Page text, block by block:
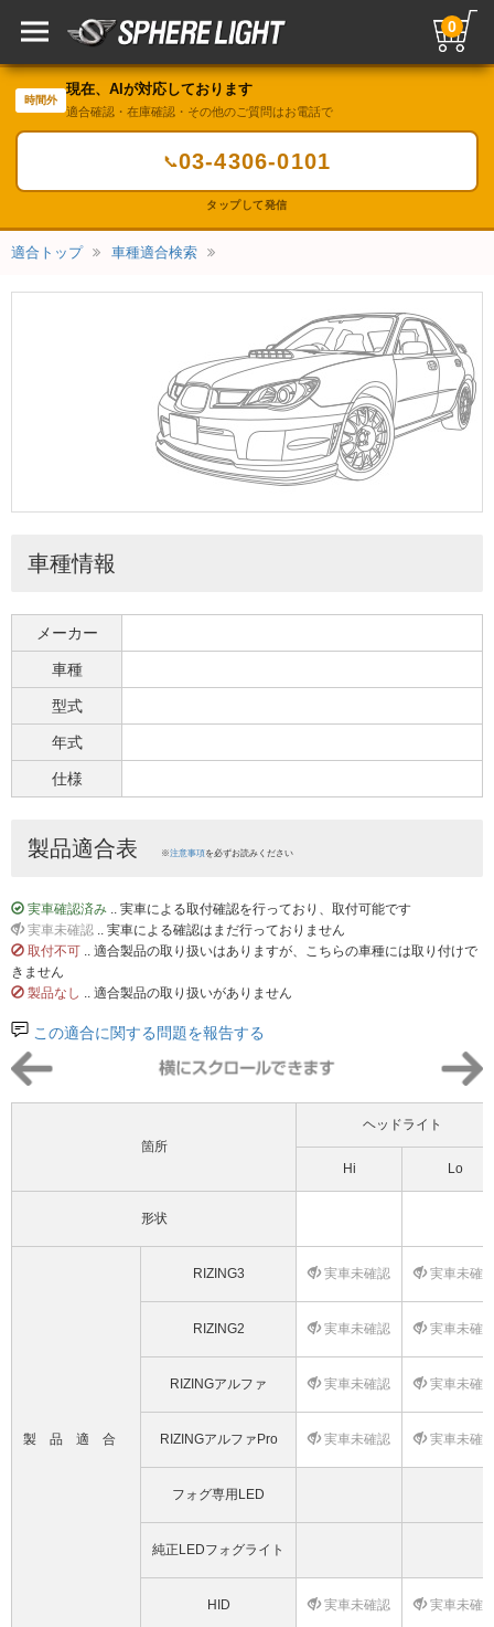
0
時間外
現在、AIが対応しております
適合確認・在庫確認・その他のご質問はお電話で
📞03-4306-0101
タップして発信
適合トップ 車種適合検索
車種情報
メーカー
車種
型式
年式
仕様
製品適合表 ※注意事項を必ずお読みください
実車確認済み .. 実車による取付確認を行っており、取付可能です
実車未確認 .. 実車による確認はまだ行っておりません
取付不可 .. 適合製品の取り扱いはありますが、こちらの車種には取り付けで
きません
製品なし .. 適合製品の取り扱いがありません
この適合に関する問題を報告する
箇所
ヘッドライト
Hi Lo
形状
製品適合
RIZING3 実車未確認 実車未確
RIZING2 実車未確認 実車未確
RIZINGアルファ 実車未確認 実車未確
RIZINGアルファPro 実車未確認 実車未確
フォグ専用LED
純正LEDフォグライト
HID 実車未確認 実車未確